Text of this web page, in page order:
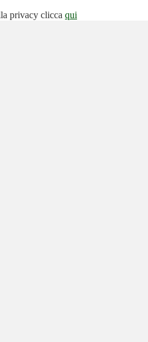
privacy clicca qui